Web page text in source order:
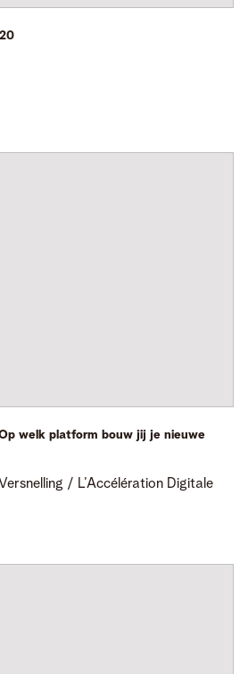
welk platform bouw jij je nieuwe
/ L’Accélération Digitale